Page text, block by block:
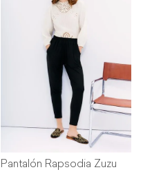
Pantalón Rapsodia Zuzu